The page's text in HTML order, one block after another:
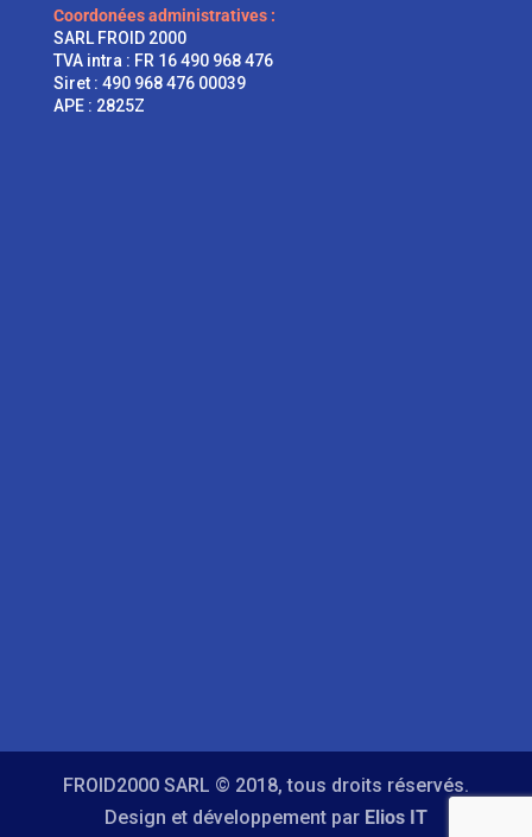
Coordonées administratives :
SARL FROID 2000
TVA intra : FR 16 490 968 476
Siret : 490 968 476 00039
APE : 2825Z
FROID2000 SARL © 2018, tous droits réservés.
Design et développement par Elios IT